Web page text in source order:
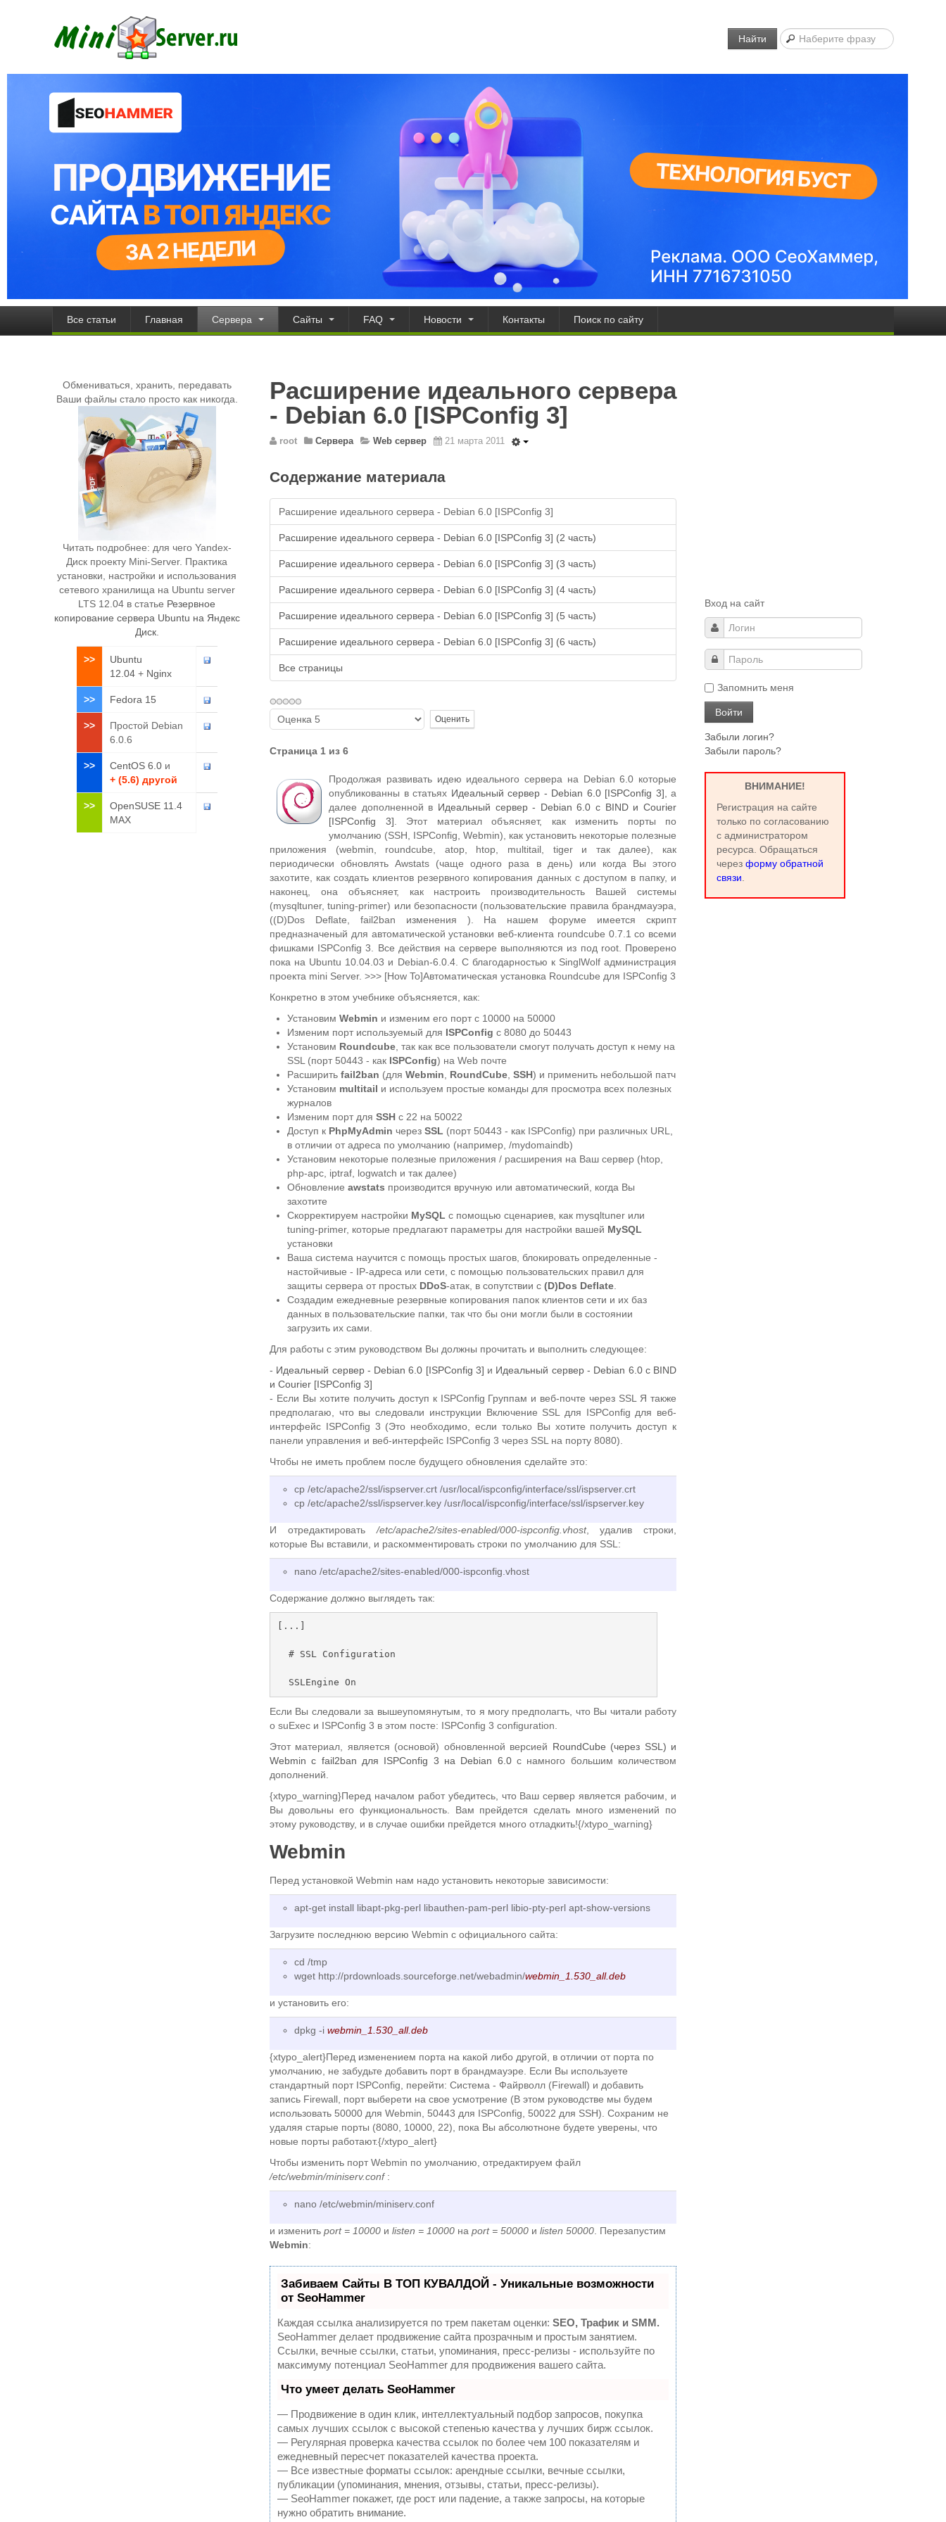
Найти
Все статьи Главная Сервера Сайты FAQ Новости Контакты Поиск по сайту
Расширение идеального сервера
- Debian 6.0 [ISPConfig 3]
root Сервера Web сервер 21 марта 2011
Содержание материала
Расширение идеального сервера - Debian 6.0 [ISPConfig 3]
Расширение идеального сервера - Debian 6.0 [ISPConfig 3] (2 часть)
Расширение идеального сервера - Debian 6.0 [ISPConfig 3] (3 часть)
Расширение идеального сервера - Debian 6.0 [ISPConfig 3] (4 часть)
Расширение идеального сервера - Debian 6.0 [ISPConfig 3] (5 часть)
Расширение идеального сервера - Debian 6.0 [ISPConfig 3] (6 часть)
Все страницы
Пожалуйста,
оцените
Страница 1 из 6
Продолжая развивать идею идеального сервера на Debian 6.0 которые
опубликованны в статьях Идеальный сервер - Debian 6.0 [ISPConfig 3] , а
далее дополненной в Идеальный сервер - Debian 6.0 с BIND и Courier
[ISPConfig 3] . Этот материал объясняет, как изменить порты по
умолчанию (SSH, ISPConfig, Webmin), как установить некоторые полезные
приложения (webmin, roundcube, atop, htop, multitail, tiger и так далее), как
периодически обновлять Awstats (чаще одного раза в день) или когда Вы этого
захотите, как создать клиентов резервного копирования данных с доступом в папку, и
наконец, она объясняет, как настроить производительность Вашей системы
(mysqltuner, tuning-primer) или безопасности (пользовательские правила брандмауэра,
((D)Dos Deflate, fail2ban изменения ). На нашем форуме имеется скрипт
предназначеный для автоматической установки веб-клиента roundcube 0.7.1 со всеми
фишками ISPConfig 3. Все действия на сервере выполняются из под root. Проверено
пока на Ubuntu 10.04.03 и Debian-6.0.4. С благодарностью к SinglWolf администрация
проекта mini Server. >>> [How To]Автоматическая установка Roundcube для ISPConfig 3
Конкретно в этом учебнике объясняется, как:
Установим Webmin и изменим его порт с 10000 на 50000
Изменим порт используемый для ISPConfig с 8080 до 50443
Установим Roundcube , так как все пользователи смогут получать доступ к нему на
SSL (порт 50443 - как ISPConfig) на Web почте
Расширить fail2ban (для Webmin RoundCube SSH) и применить небольшой патч
Установим multitail и используем простые команды для просмотра всех полезных
журналов
Изменим порт для SSH с 22 на 50022
Доступ к PhpMyAdmin через SSL (порт 50443 - как ISPConfig) при различных URL,
в отличии от адреса по умолчанию (например, /mydomaindb)
Установим некоторые полезные приложения / расширения на Ваш сервер (htop,
php-apc, iptraf, logwatch и так далее)
Обновление awstats производится вручную или автоматический, когда Вы
захотите
Скорректируем настройки MySQL с помощью сценариев, как mysqltuner или
tuning-primer, которые предлагают параметры для настройки вашей MySQL
установки
Ваша система научится с помощь простых шагов, блокировать определенные -
настойчивые - IP-адреса или сети, с помощью пользовательских правил для
защиты сервера от простых DDoS-атак, в сопутствии с (D)Dos Deflate
Создадим ежедневные резервные копирования папок клиентов сети и их баз
данных в пользовательские папки, так что бы они могли были в состоянии
загрузить их сами.
Для работы с этим руководством Вы должны прочитать и выполнить следующее:
- Идеальный сервер - Debian 6.0 [ISPConfig 3] и Идеальный сервер - Debian 6.0 с BIND
и Courier [ISPConfig 3]
- Если Вы хотите получить доступ к ISPConfig Группам и веб-почте через SSL Я также
предполагаю, что вы следовали инструкции Включение SSL для ISPConfig для веб-
интерфейс ISPConfig 3 (Это необходимо, если только Вы хотите получить доступ к
панели управления и веб-интерфейс ISPConfig 3 через SSL на порту 8080).
Чтобы не иметь проблем после будущего обновления сделайте это:
cp /etc/apache2/ssl/ispserver.crt /usr/local/ispconfig/interface/ssl/ispserver.crt
cp /etc/apache2/ssl/ispserver.key /usr/local/ispconfig/interface/ssl/ispserver.key
И отредактировать /etc/apache2/sites-enabled/000-ispconfig.vhost, удалив строки,
которые Вы вставили, и раскомментировать строки по умолчанию для SSL:
nano /etc/apache2/sites-enabled/000-ispconfig.vhost
Содержание должно выглядеть так:
[...]
  SSLCertificateFile /usr/local/ispconfig/interface/ssl/ispserver.
crt
er.key
[...]
Если Вы следовали за вышеупомянутым, то я могу предполагть, что Вы читали работу
о suExec и ISPConfig 3 в этом посте: ISPConfig 3 configuration.
Этот материал, является (основой) обновленной версией RoundCube (через SSL) и
Webmin с fail2ban для ISPConfig 3 на Debian 6.0с намного большим количеством
дополнений.
{xtypo_warning}Перед началом работ убедитесь, что Ваш сервер является рабочим, и
Вы довольны его функциональность. Вам прейдется сделать много изменений по
этому руководству, и в случае ошибки прейдется много отладкить!{/xtypo_warning}
Webmin
Перед установкой Webmin нам надо установить некоторые зависимости:
apt-get install libapt-pkg-perl libauthen-pam-perl libio-pty-perl apt-show-versions
Загрузите последнюю версию Webmin с официального сайта:
cd /tmp
wget http://prdownloads.sourceforge.net/webadmin/webmin_1.530_all.deb
и установить его:
dpkg -i webmin_1.530_all.deb
{xtypo_alert}Перед изменением порта на какой либо другой, в отличии от порта по
умолчанию, не забудьте добавить порт в брандмауэре. Если Вы используете
стандартный порт ISPConfig, перейти: Система - Файрволл (Firewall) и добавить
запись Firewall, порт выберети на свое усмотрение (В этом руководстве мы будем
использовать 50000 для Webmin, 50443 для ISPConfig, 50022 для SSH). Сохраним не
удаляя старые порты (8080, 10000, 22), пока Вы абсолютноне будете уверены, что
новые порты работают.{/xtypo_alert}
Чтобы изменить порт Webmin по умолчанию, отредактируем файл
/etc/webmin/miniserv.conf:
nano /etc/webmin/miniserv.conf
и изменить port = 10000 и listen = 10000 на port = 50000 и listen 50000 . Перезапустим
Webmin:
Забиваем Сайты В ТОП КУВАЛДОЙ - Уникальные возможности
от SeoHammer
Каждая ссылка анализируется по трем пакетам оценки: SEO, Трафик и SMM.
SeoHammer делает продвижение сайта прозрачным и простым занятием.
Ссылки, вечные ссылки, статьи, упоминания, пресс-релизы - используйте по
максимуму потенциал SeoHammer для продвижения вашего сайта.
Что умеет делать SeoHammer
— Продвижение в один клик, интеллектуальный подбор запросов, покупка
самых лучших ссылок с высокой степенью качества у лучших бирж ссылок.
— Регулярная проверка качества ссылок по более чем 100 показателям и
ежедневный пересчет показателей качества проекта.
— Все известные форматы ссылок: арендные ссылки, вечные ссылки,
публикации (упоминания, мнения, отзывы, статьи, пресс-релизы).
— SeoHammer покажет, где рост или падение, а также запросы, на которые
нужно обратить внимание.
Обмениваться, хранить, передавать
Ваши файлы стало просто как никогда.
Читать подробнее: для чего Yandex-
Диск проекту Mini-Server. Практика
установки, настройки и использования
сетевого хранилища на Ubuntu server
LTS 12.04 в статье Резервное
копирование сервера Ubuntu на Яндекс
Диск.
>>
Ubuntu
12.04+ Nginx
>> Fedora 15
>>
Простой Debian
6.0.6
>> CentOS 6.0и
+ (5.6) другой
>>
OpenSUSE 11.4
MAX
Вход на сайт
Запомнить меня
Забыли логин?
Забыли пароль?
ВНИМАНИЕ!
Регистрация на сайте
только по согласованию
с администратором
ресурса. Обращаться
через форму обратной
связи